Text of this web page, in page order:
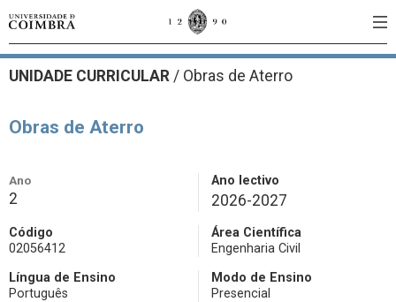
UNIDADE CURRICULAR / Obras de Aterro
Obras de Aterro
Ano
2
Ano lectivo
2026-2027
Código
02056412
Área Científica
Engenharia Civil
Língua de Ensino
Português
Modo de Ensino
Presencial